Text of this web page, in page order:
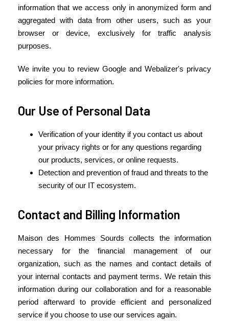
information that we access only in anonymized form and
aggregated with data from other users, such as your
browser or device, exclusively for traffic analysis
purposes.
We invite you to review Google and Webalizer's privacy
policies for more information.
Our Use of Personal Data
Verification of your identity if you contact us about
your privacy rights or for any questions regarding
our products, services, or online requests.
Detection and prevention of fraud and threats to the
security of our IT ecosystem.
Contact and Billing Information
Maison des Hommes Sourds collects the information
necessary for the financial management of our
organization, such as the names and contact details of
your internal contacts and payment terms. We retain this
information during our collaboration and for a reasonable
period afterward to provide efficient and personalized
service if you choose to use our services again.